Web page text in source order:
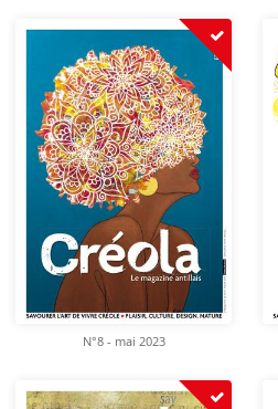
N°8 - mai 2023